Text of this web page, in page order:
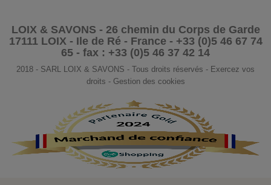
LOIX & SAVONS - 26 chemin du Corps de Garde
17111 LOIX - Ile de Ré - France - +33 (0)5 46 67 74
65 - fax : +33 (0)5 46 37 42 14
2018 - SARL LOIX & SAVONS - Tous droits réservés - Exercez vos
droits - Gestion des cookies